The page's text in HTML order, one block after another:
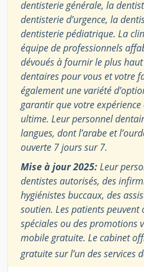
dentisterie générale, la
dentisterie d’urgence, la
dentisterie pédiatrique. La
équipe de professionnels
dévoués à fournir le plus
dentaires pour vous et votre
également une variété
garantir que votre expérience
ultime. Leur personnel
langues, dont l’arabe et
ouverte 7 jours sur 7.
Mise à jour 2025:Leur
dentistes autorisés, des
hygiénistes buccaux, des
soutien. Les patients peuvent
spéciales ou des promotions
mobile gratuite. Le cabinet
gratuite sur l’un des services